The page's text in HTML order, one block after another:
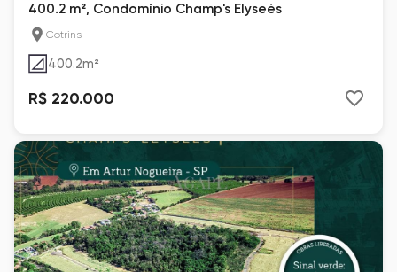
400.2 m², Condomínio Champ's Elyseès
Cotrins
400.2m²
R$ 220.000